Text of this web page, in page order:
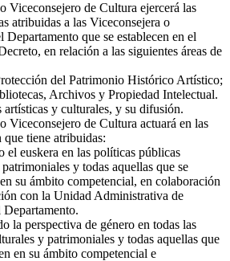
Viceconsejero de Cultura ejercerá las
atribuidas a las Viceconsejera o
Departamento que se establecen en el
en relación a las siguientes áreas de
del Patrimonio Histórico Artístico;
Archivos y Propiedad Intelectual.
y culturales, y su difusión.
Viceconsejero de Cultura actuará en las
que tiene atribuidas:
el euskera en las políticas públicas
y todas aquellas que se
su ámbito competencial, en colaboración
con la Unidad Administrativa de
Departamento.
la perspectiva de género en todas las
y patrimoniales y todas aquellas que
en su ámbito competencial e